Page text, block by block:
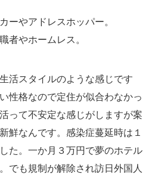
ーやアドレスホッパー。
者やホームレス。
活スタイルのような感じです
性格なので定住が似合わなかっ
って不安定な感じがしますが案
鮮なんです。感染症蔓延時は１
た。一か月３万円で夢のホテル
でも規制が解除され訪日外国人